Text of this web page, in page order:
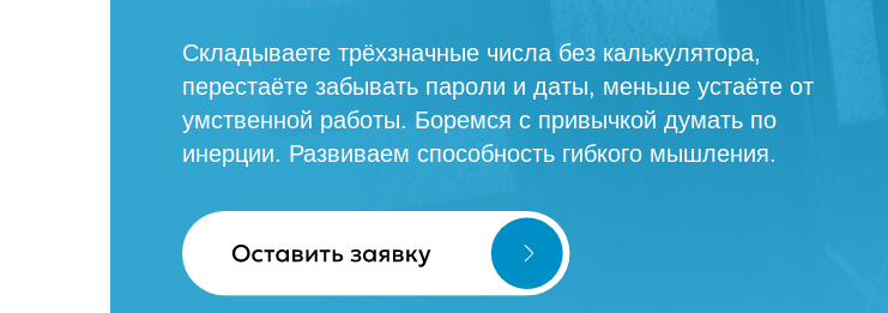
Складываете трёхзначные числа без калькулятора,
перестаёте забывать пароли и даты, меньше устаёте от
умственной работы. Боремся с привычкой думать по
инерции. Развиваем способность гибкого мышления.
Заказать звонок